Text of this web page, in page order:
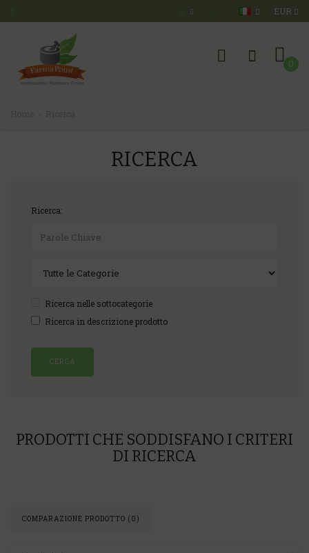
EUR
0
RICERCA
Ricerca:
Ricerca nelle sottocategorie
Ricerca in descrizione prodotto
PRODOTTI CHE SODDISFANO I CRITERI
DI RICERCA
COMPARAZIONE PRODOTTO (0)